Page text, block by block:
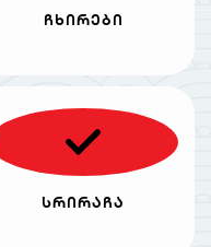
ჩხირები
სრირაჩა